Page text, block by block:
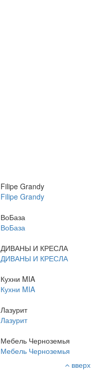
Filipe Grandy
Filipe Grandy
ВоБаза
ВоБаза
ДИВАНЫ И КРЕСЛА
ДИВАНЫ И КРЕСЛА
Кухни MIA
Кухни MIA
Лазурит
Лазурит
Мебель Черноземья
Мебель Черноземья
вверх